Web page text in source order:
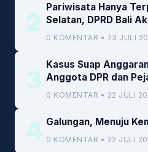
2
Pariwisata Hanya
Selatan, DPRD Bali
0 KOMENTAR • 23 JULI
3
Kasus Suap
Anggota DPR dan
Kemenkeu
0 KOMENTAR • 22 JULI
4 Galungan, Menuju
0 KOMENTAR • 22 JULI